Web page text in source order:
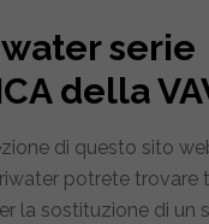
serie
della
di questo sito
potrete trovare
la sostituzione di un